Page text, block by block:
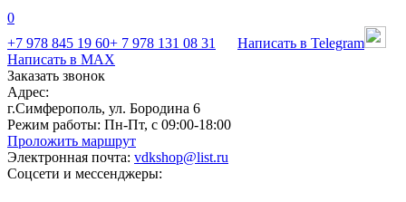
0
+7 978 845 19 60+ 7 978 131 08 31
Написать в Telegram
Написать в MAX
Заказать звонок
Адрес:
г.Симферополь, ул. Бородина 6
Режим работы: Пн-Пт, с 09:00-18:00
Проложить маршрут
Электронная почта: vdkshop@list.ru
Соцсети и мессенджеры: